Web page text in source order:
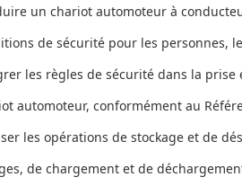
un chariot automoteur à
de sécurité pour les personnes,
les règles de sécurité dans la prise
automoteur, conformément au
les opérations de stockage et de
de chargement et de